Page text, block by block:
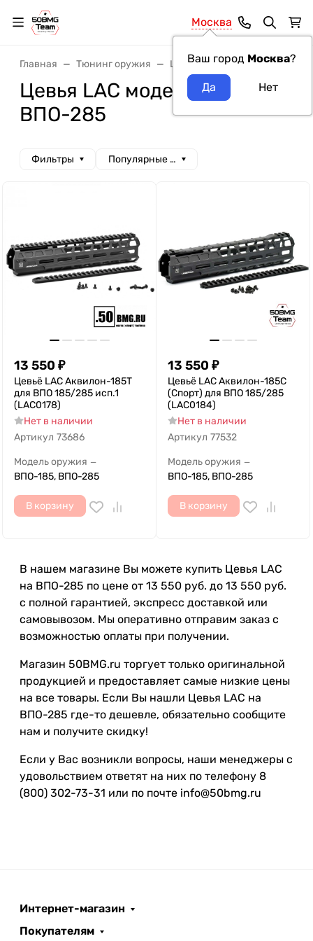
Москва
Ваш город Москва?
Главная Тюнинг оружия Цевья Цевья LAC
Цевья LAC модель оружия
ВПО-285
Фильтры Популярные сначала
13 550 ₽
Цевьё LAC Аквилон-185Т
для ВПО 185/285 исп.1
(LAC0178)
Нет в наличии
Артикул 73686
Модель оружия —
ВПО-185, ВПО-285
В корзину
13 550 ₽
Цевьё LAC Аквилон-185С
(Спорт) для ВПО 185/285
(LAC0184)
Нет в наличии
Артикул 77532
Модель оружия —
ВПО-185, ВПО-285
В корзину
В нашем магазине Вы можете купить Цевья LAC
на ВПО-285 по цене от 13 550 руб. до 13 550 руб.
с полной гарантией, экспресс доставкой или
самовывозом. Мы оперативно отправим заказ с
возможностью оплаты при получении.
Магазин 50BMG.ru торгует только оригинальной
продукцией и предоставляет самые низкие цены
на все товары. Если Вы нашли Цевья LAC на
ВПО-285 где-то дешевле, обязательно сообщите
нам и получите скидку!
Если у Вас возникли вопросы, наши менеджеры с
удовольствием ответят на них по телефону 8
(800) 302-73-31 или по почте info@50bmg.ru
Интернет-магазин
Покупателям